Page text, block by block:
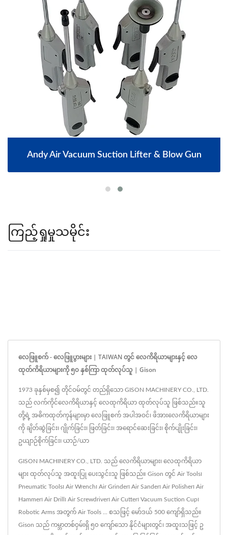
Andy Air Vacuum Suction Lifter & Blow Gun
ကြည့်ရှုမှုသမိုင်း
လေဖြူစက် - လေဖြူပွားများ | TAIWAN တွင် လေကိရိယာများနှင့် လေ
ထုတ်ကိရိယာများကို ၅၀ နှစ်ကြာ ထုတ်လုပ်သူ | Gison
1973 ခုနှစ်မှစ၍ တိုင်ဝမ်တွင် တည်ရှိသော GISON MACHINERY CO., LTD.
သည် လက်ကိုင်လေကိရိယာနှင့် လေထုကိရိယာ ထုတ်လုပ်သူ ဖြစ်သည်။သူ
တို့ရဲ့ အဓိကထုတ်ကုန်များမှာ လေဖြူစက် အပါအဝင်၊ ဖိအားလေကိရိယာများ
ကို ချိတ်ဆွဲခြင်း၊ ဂျိုက်ခြင်း၊ ဖြတ်ခြင်း၊ အရောင်ဆေးခြင်း၊ စိုက်ပျိုးခြင်း၊
ဥယျာဉ်စိုက်ခြင်း၊ ယာဉ်/ယာ
GISON MACHINERY CO., LTD. သည် လေကိရိယာများ၊ လေထုကိရိယာ
များ ထုတ်လုပ်သူ အထူးပြု ပေးသွင်းသူ ဖြစ်သည်။ Gison တွင် Air Tools၊
Pneumatic Tools၊ Air Wrench၊ Air Grinder၊ Air Sander၊ Air Polisher၊ Air
Hammer၊ Air Drill၊ Air Screwdriver၊ Air Cutter၊ Vacuum Suction Cup၊
Robotic Arms အတွက် Air Tools ... စသဖြင့် မော်ဒယ် 500 ကျော်ရှိသည်။
Gison သည် ကမ္ဘာတစ်ဝှမ်းရှိ ၅၀ ကျော်သော နိုင်ငံများတွင်၊ အထူးသဖြင့် ဥ